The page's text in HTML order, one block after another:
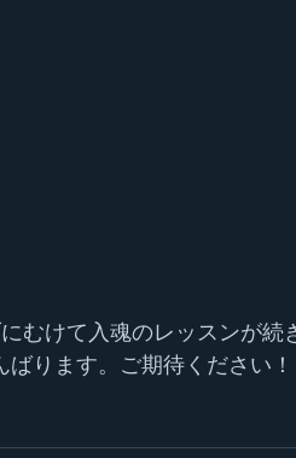
むけて入魂のレッスンが続
ります。ご期待ください！